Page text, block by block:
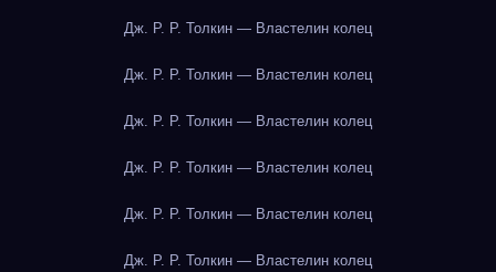
Дж. Р. Р. Толкин — Властелин колец
Дж. Р. Р. Толкин — Властелин колец
Дж. Р. Р. Толкин — Властелин колец
Дж. Р. Р. Толкин — Властелин колец
Дж. Р. Р. Толкин — Властелин колец
Дж. Р. Р. Толкин — Властелин колец